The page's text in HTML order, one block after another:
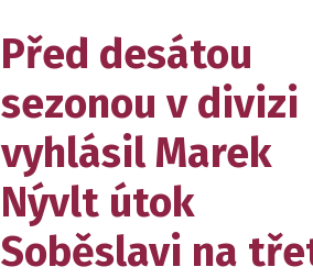
Před desátou
sezonou v divizi
vyhlásil Marek
Nývlt útok
Soběslavi na